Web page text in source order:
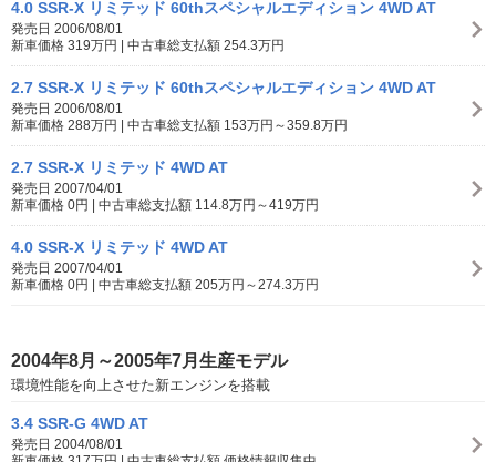
4.0 SSR-X リミテッド 60thスペシャルエディション 4WD AT
発売日 2006/08/01
新車価格 319万円 | 中古車総支払額 254.3万円
2.7 SSR-X リミテッド 60thスペシャルエディション 4WD AT
発売日 2006/08/01
新車価格 288万円 | 中古車総支払額 153万円～359.8万円
2.7 SSR-X リミテッド 4WD AT
発売日 2007/04/01
新車価格 0円 | 中古車総支払額 114.8万円～419万円
4.0 SSR-X リミテッド 4WD AT
発売日 2007/04/01
新車価格 0円 | 中古車総支払額 205万円～274.3万円
2004年8月～2005年7月生産モデル
環境性能を向上させた新エンジンを搭載
3.4 SSR-G 4WD AT
発売日 2004/08/01